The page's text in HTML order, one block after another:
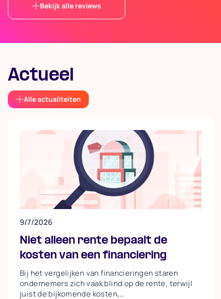
Bekijk alle reviews
Actueel
Alle actualiteiten
9/7/2026
Niet alleen rente bepaalt de
kosten van een financiering
Bij het vergelijken van financieringen staren
ondernemers zich vaak blind op de rente, terwijl
juist de bijkomende kosten,